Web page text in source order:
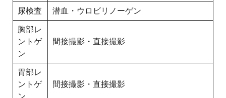
尿検査 潜血・ウロビリノーゲン
胸部レ
ントゲ
ン
間接撮影・直接撮影
胃部レ
ントゲ
間接撮影・直接撮影